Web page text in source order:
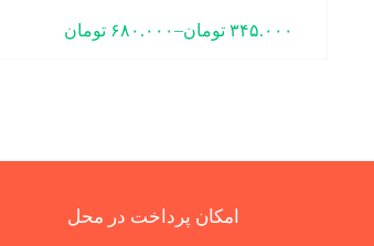
۳۴۵.۰۰۰ تومان–۶۸۰.۰۰۰ تومان
امکان پرداخت در محل